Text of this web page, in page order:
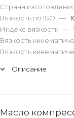
Страна изготовления
Вязкость по ISO —
Индекс вязкости —
Вязкость
Вязкость
Описание
Масло